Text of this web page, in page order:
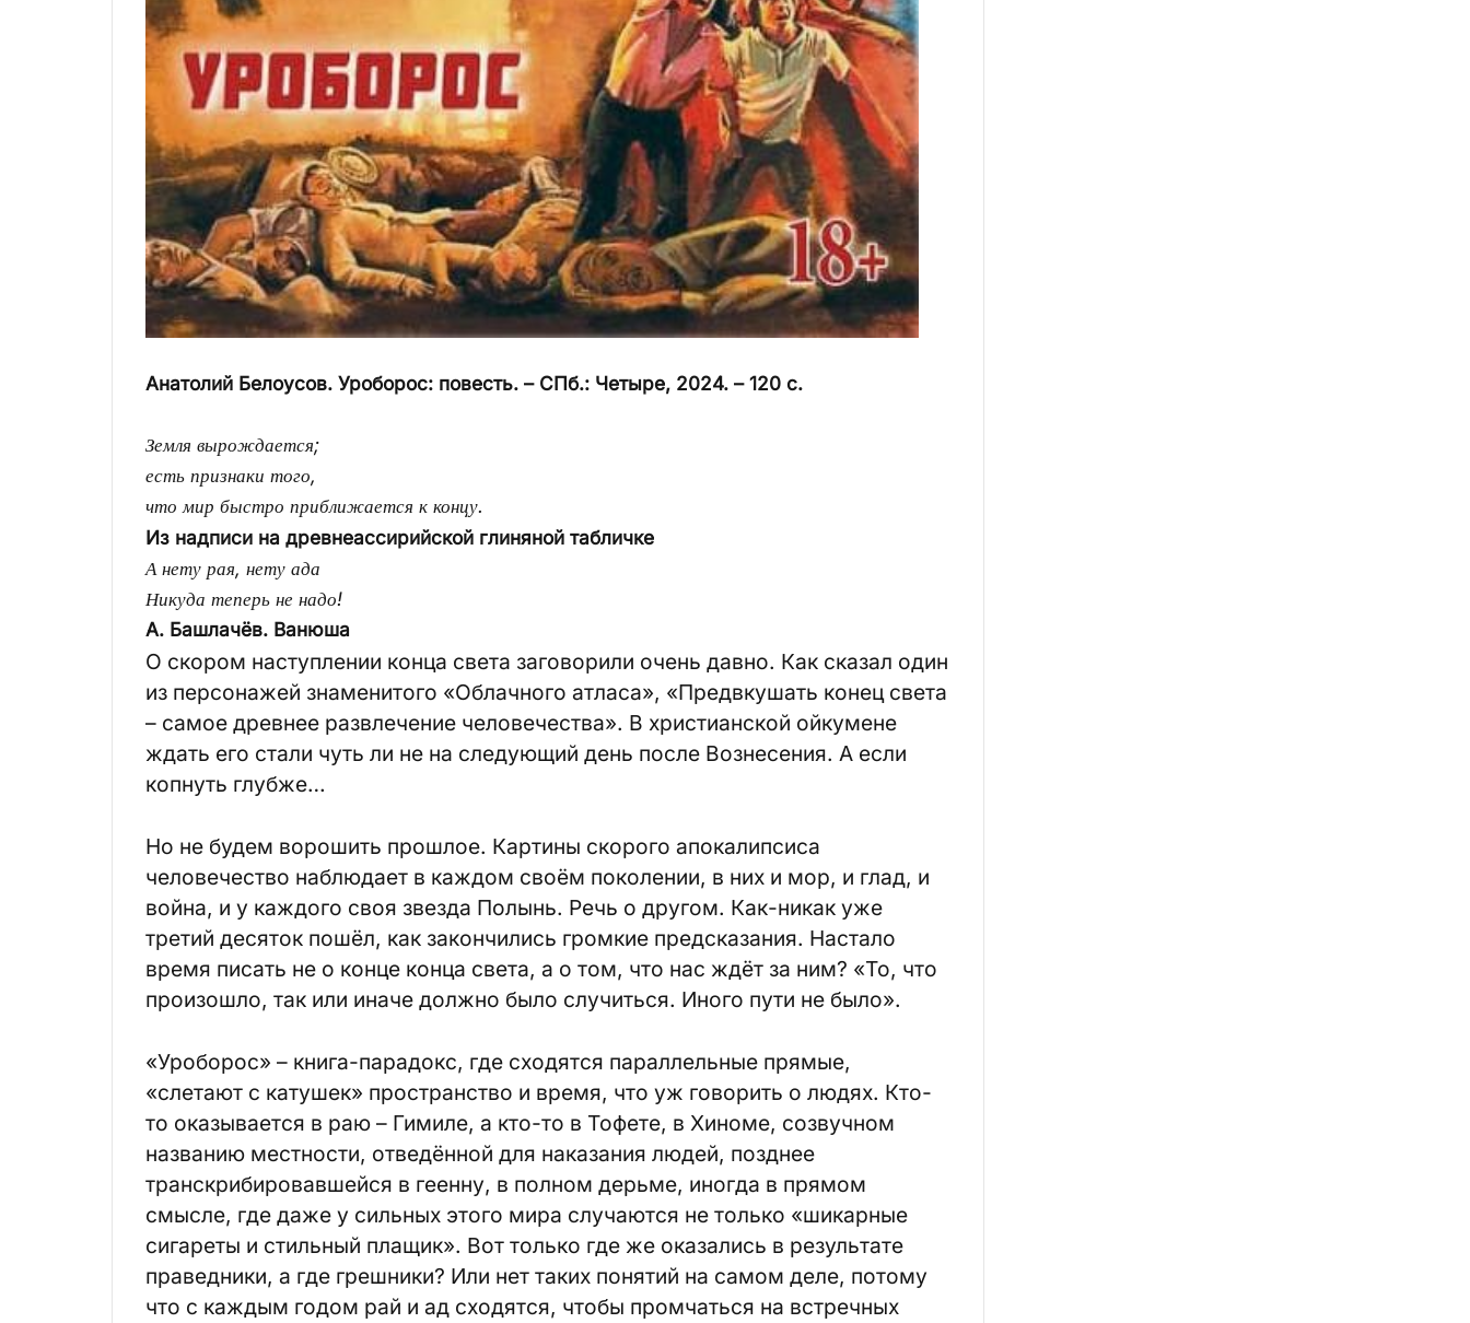
Анатолий Белоусов. Уроборос: повесть. – СПб.: Четыре, 2024. – 120 с.
Земля вырождается;
есть признаки того,
что мир быстро приближается к концу.
Из надписи на древнеассирийской глиняной табличке
А нету рая, нету ада
Никуда теперь не надо!
А. Башлачёв. Ванюша
О скором наступлении конца света заговорили очень давно. Как сказал один
из персонажей знаменитого «Облачного атласа», «Предвкушать конец света
– самое древнее развлечение человечества». В христианской ойкумене
ждать его стали чуть ли не на следующий день после Вознесения. А если
копнуть глубже…
Но не будем ворошить прошлое. Картины скорого апокалипсиса
человечество наблюдает в каждом своём поколении, в них и мор, и глад, и
война, и у каждого своя звезда Полынь. Речь о другом. Как-никак уже
третий десяток пошёл, как закончились громкие предсказания. Настало
время писать не о конце конца света, а о том, что нас ждёт за ним? «То, что
произошло, так или иначе должно было случиться. Иного пути не было».
«Уроборос» – книга-парадокс, где сходятся параллельные прямые,
«слетают с катушек» пространство и время, что уж говорить о людях. Кто-
то оказывается в раю – Гимиле, а кто-то в Тофете, в Хиноме, созвучном
названию местности, отведённой для наказания людей, позднее
транскрибировавшейся в геенну, в полном дерьме, иногда в прямом
смысле, где даже у сильных этого мира случаются не только «шикарные
сигареты и стильный плащик». Вот только где же оказались в результате
праведники, а где грешники? Или нет таких понятий на самом деле, потому
что с каждым годом рай и ад сходятся, чтобы промчаться на встречных